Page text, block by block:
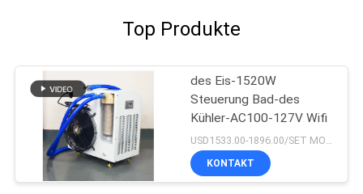
Top Produkte
des Eis-1520W
Steuerung Bad-des
Kühler-AC100-127V Wifi
USD1533.00-1896.00/SET MOQ:1set
KONTAKT